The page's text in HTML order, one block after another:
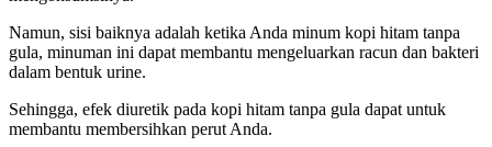
Namun, sisi baiknya adalah ketika Anda minum kopi hitam tanpa
gula, minuman ini dapat membantu mengeluarkan racun dan bakteri
dalam bentuk urine.
Sehingga, efek diuretik pada kopi hitam tanpa gula dapat untuk
membantu membersihkan perut Anda.